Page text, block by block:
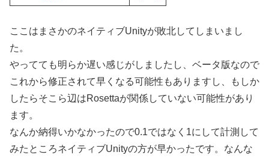
ここはまさかのネイティブUnityが敗北してしまいまし
た。
やってても明らか遅い感じがしましたし、ベータ版なので
これから修正されて早くなる可能性もありますし、もしか
したらそこら辺はRosettaが関係していない可能性があり
ます。
なんか納得いかなかったので0.1ではなく1にして計測して
みたところネイティブUnityの方が早かったです。なんな